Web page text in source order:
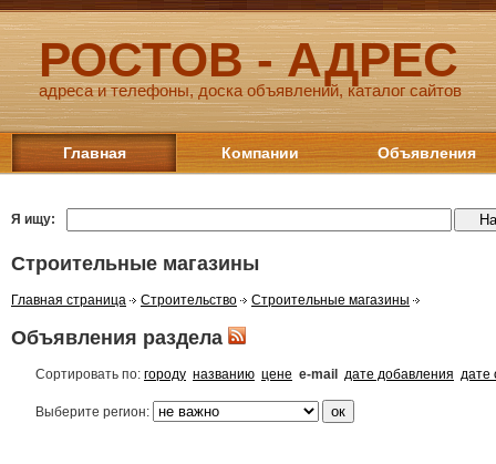
РОСТОВ - АДРЕС
адреса и телефоны, доска объявлений, каталог сайтов
Главная Компании Объявления
Я ищу:
Строительные магазины
Главная страница Строительство Строительные магазины
Объявления раздела
Сортировать по: городу названию цене e-mail дате добавления дате
Выберите регион: